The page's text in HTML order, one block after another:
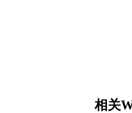
相关